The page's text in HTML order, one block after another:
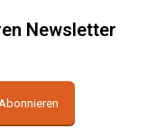
Newsletter